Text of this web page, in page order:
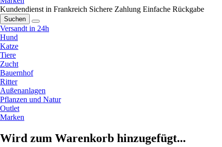
Kundendienst in Frankreich Sichere Zahlung Einfache Rückgabe
Suchen
Versandt in 24h
Hund
Katze
Tiere
Zucht
Bauernhof
Ritter
Außenanlagen
Pflanzen und Natur
Outlet
Marken
Wird zum Warenkorb hinzugefügt...